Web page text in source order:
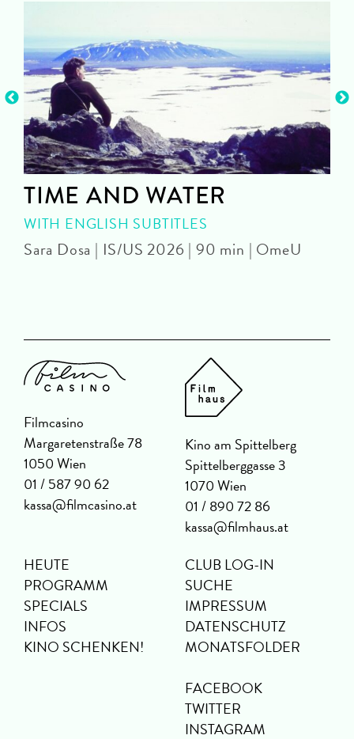
TIME AND WATER
WITH ENGLISH SUBTITLES
Sara Dosa | IS/US 2026 | 90 min | OmeU
Filmcasino
Margaretenstraße 78
1050 Wien
01 / 587 90 62
kassa@filmcasino.at
Kino am Spittelberg
Spittelberggasse 3
1070 Wien
01 / 890 72 86
kassa@filmhaus.at
HEUTE
PROGRAMM
SPECIALS
INFOS
KINO SCHENKEN!
CLUB LOG-IN
SUCHE
IMPRESSUM
DATENSCHUTZ
MONATSFOLDER
FACEBOOK
TWITTER
INSTAGRAM